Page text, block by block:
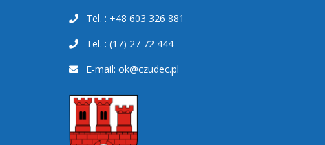
Tel. : +48 603 326 881
Tel. : (17) 27 72 444
E-mail: ok@czudec.pl